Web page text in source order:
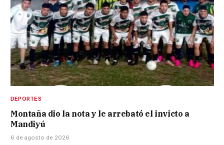
DEPORTES
Montaña dio la nota y le arrebató el invicto a
Mandiyú
6 de agosto de 2026